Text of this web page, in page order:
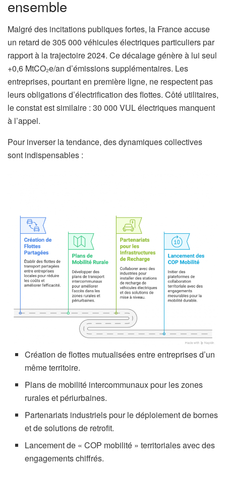
ensemble
Malgré des incitations publiques fortes, la France accuse
un retard de 305 000 véhicules électriques particuliers par
rapport à la trajectoire 2024. Ce décalage génère à lui seul
+0,6 MtCO₂e/an d’émissions supplémentaires. Les
entreprises, pourtant en première ligne, ne respectent pas
leurs obligations d’électrification des flottes. Côté utilitaires,
le constat est similaire : 30 000 VUL électriques manquent
à l’appel.
Pour inverser la tendance, des dynamiques collectives
sont indispensables :
Création de flottes mutualisées entre entreprises d’un
même territoire.
Plans de mobilité intercommunaux pour les zones
rurales et périurbaines.
Partenariats industriels pour le déploiement de bornes
et de solutions de retrofit.
Lancement de « COP mobilité » territoriales avec des
engagements chiffrés.